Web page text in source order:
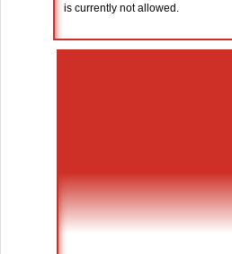
is currently not allowed.